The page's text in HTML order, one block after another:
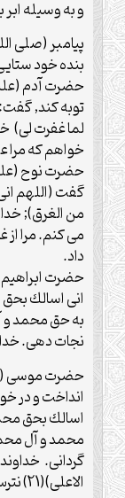
و به وسيله ابر
پيامبر (صلی
بنده خود
حضرت آدم
توبه كند,
لما غفرت لى)
خواهم كه مرا
حضرت نوح
گفت (اللهم
من الغرق);
مى كنم. مرا
داد.
حضرت
انى اسالك
به حق محمد و
نجات دهى.
حضرت موسى
انداخت و در
اسالك بحق
محمد و آل
گردانى.
الاعلى)(21) نترس. مسلما تو برترى.